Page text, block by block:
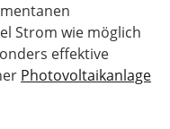
Strom wie möglich
effektive
Photovoltaikanlage